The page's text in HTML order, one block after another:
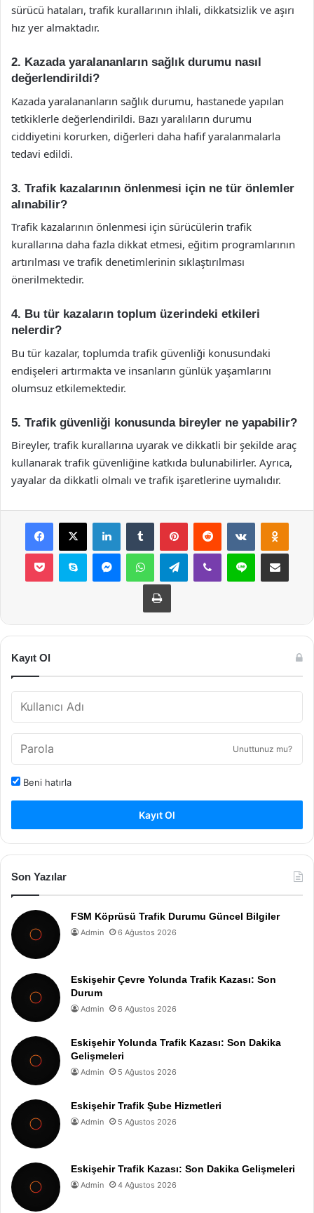
sürücü hataları, trafik kurallarının ihlali, dikkatsizlik ve aşırı
hız yer almaktadır.
2. Kazada yaralananların sağlık durumu nasıl
değerlendirildi?
Kazada yaralananların sağlık durumu, hastanede yapılan
tetkiklerle değerlendirildi. Bazı yaralıların durumu
ciddiyetini korurken, diğerleri daha hafif yaralanmalarla
tedavi edildi.
3. Trafik kazalarının önlenmesi için ne tür önlemler
alınabilir?
Trafik kazalarının önlenmesi için sürücülerin trafik
kurallarına daha fazla dikkat etmesi, eğitim programlarının
artırılması ve trafik denetimlerinin sıklaştırılması
önerilmektedir.
4. Bu tür kazaların toplum üzerindeki etkileri
nelerdir?
Bu tür kazalar, toplumda trafik güvenliği konusundaki
endişeleri artırmakta ve insanların günlük yaşamlarını
olumsuz etkilemektedir.
5. Trafik güvenliği konusunda bireyler ne yapabilir?
Bireyler, trafik kurallarına uyarak ve dikkatli bir şekilde araç
kullanarak trafik güvenliğine katkıda bulunabilirler. Ayrıca,
yayalar da dikkatli olmalı ve trafik işaretlerine uymalıdır.
Facebook
X LinkedInTumblr PinterestReddit VKontakte
Pocket Skype MessengerWhatsAppTelegramViber Line E-Posta ile
Yazdır
Kayıt Ol
Unuttunuz mu?
Beni hatırla
Kayıt Ol
Son Yazılar
FSM Köprüsü Trafik Durumu Güncel Bilgiler
Admin 6 Ağustos 2026
Eskişehir Çevre Yolunda Trafik Kazası: Son
Durum
Admin 6 Ağustos 2026
Eskişehir Yolunda Trafik Kazası: Son Dakika
Gelişmeleri
Admin 5 Ağustos 2026
Eskişehir Trafik Şube Hizmetleri
Admin 5 Ağustos 2026
Eskişehir Trafik Kazası: Son Dakika Gelişmeleri
Admin 4 Ağustos 2026